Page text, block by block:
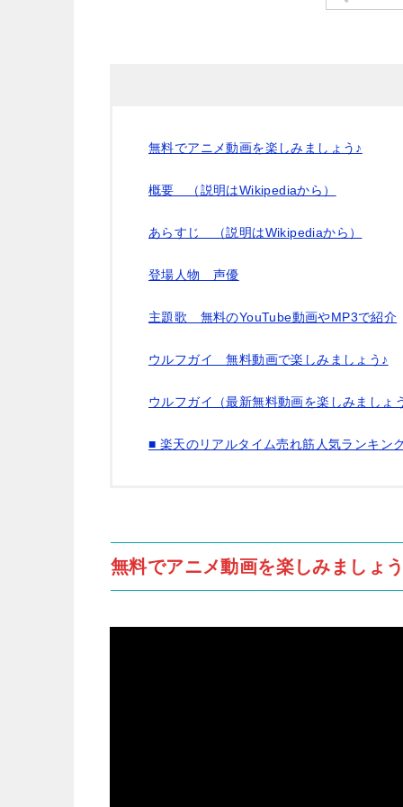
無料でアニメ動画を楽しみましょう♪
概要 （説明はWikipediaから）
あらすじ （説明はWikipediaから）
登場人物 声優
主題歌 無料のYouTube動画やMP3で紹介
ウルフガイ 無料動画で楽しみましょう♪
ウルフガイ（最新無料動画を楽しみましょう
■ 楽天のリアルタイム売れ筋人気ランキン
無料でアニメ動画を楽しみましょ